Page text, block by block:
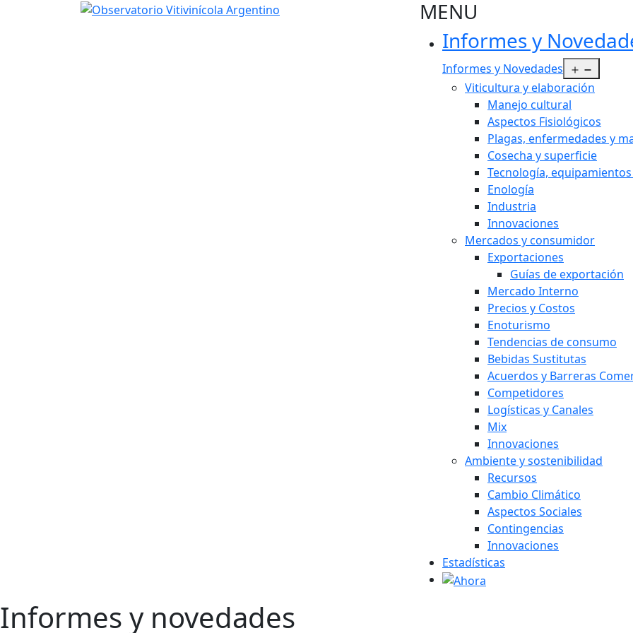
MENU
Informes y
Informes y Novedades
Viticultura y elaboración
Manejo cultural
Aspectos Fisiológicos
Plagas, enfermedades y
Cosecha y superficie
Tecnología,
Enología
Industria
Innovaciones
Mercados y consumidor
Exportaciones
Guías de exportación
Mercado Interno
Precios y Costos
Enoturismo
Tendencias de consumo
Bebidas Sustitutas
Acuerdos y Barreras
Competidores
Logísticas y Canales
Mix
Innovaciones
Ambiente y sostenibilidad
Recursos
Cambio Climático
Aspectos Sociales
Contingencias
Innovaciones
Estadísticas
Ir
al
Informes y novedades